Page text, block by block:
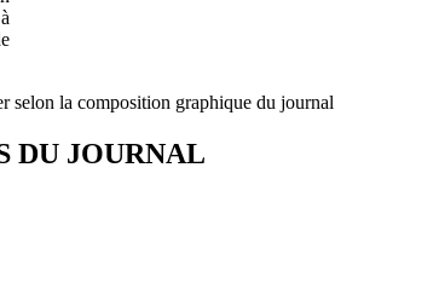
selon la composition graphique du journal
DU JOURNAL